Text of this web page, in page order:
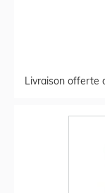
Livraison offerte